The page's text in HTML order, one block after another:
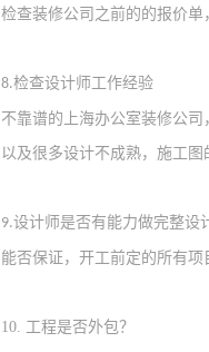
检查装修公司之前的的报价单
8.检查设计师工作经验
不靠谱的 上海办公室装修公司
以及很多设计不成熟， 施工图
9.设计师是否有能力做完整设
能否保证 ， 开工前定的所有项
10. 工程是否外包？